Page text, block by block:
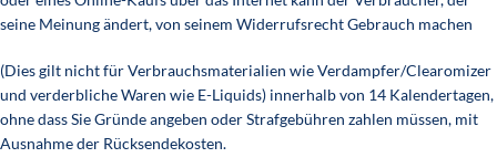
seine Meinung ändert, von seinem Widerrufsrecht Gebrauch machen
(Dies gilt nicht für Verbrauchsmaterialien wie Verdampfer/Clearomizer
und verderbliche Waren wie E-Liquids) innerhalb von 14 Kalendertagen,
ohne dass Sie Gründe angeben oder Strafgebühren zahlen müssen, mit
Ausnahme der Rücksendekosten.